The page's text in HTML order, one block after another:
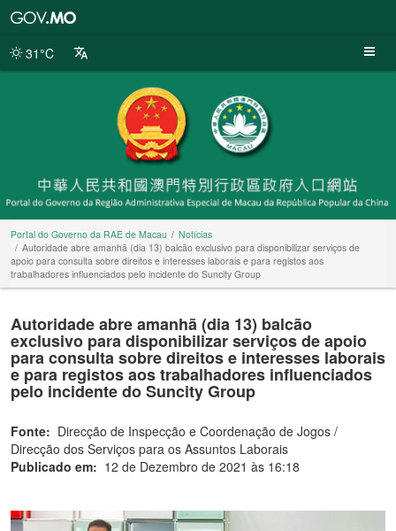
da
31°C
Portal do Governo da RAE de Macau
Notícias
Autoridade abre amanhã (dia 13) balcão exclusivo para disponibilizar serviços de
apoio para consulta sobre direitos e interesses laborais e para registos aos
trabalhadores influenciados pelo incidente do Suncity Group
Autoridade abre amanhã (dia 13) balcão
exclusivo para disponibilizar serviços de apoio
para consulta sobre direitos e interesses laborais
e para registos aos trabalhadores influenciados
pelo incidente do Suncity Group
Fonte: Direcção de Inspecção e Coordenação de Jogos /
Direcção dos Serviços para os Assuntos Laborais
Publicado em: 12 de Dezembro de 2021 às 16:18